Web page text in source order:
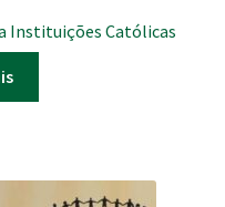
Instituições Católicas